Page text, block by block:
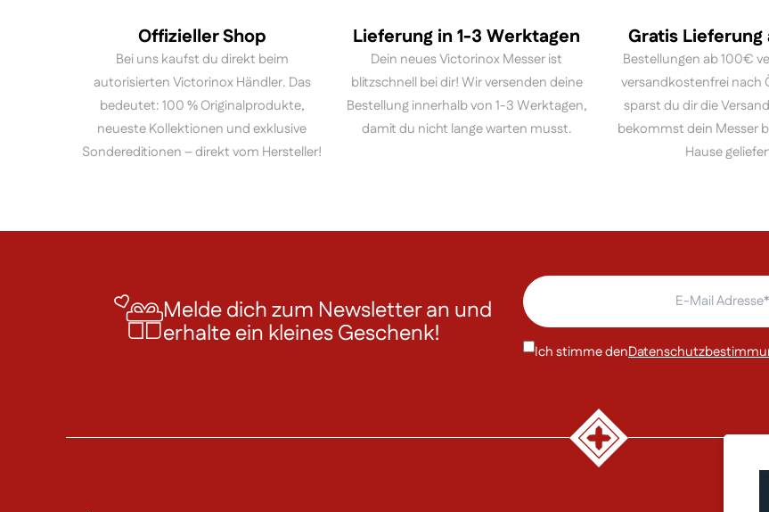
Offizieller Shop
Bei uns kaufst du direkt beim
autorisierten Victorinox Händler. Das
bedeutet: 100 % Originalprodukte,
neueste Kollektionen und exklusive
Sondereditionen – direkt vom Hersteller!
Lieferung in 1-3 Werktagen
Dein neues Victorinox Messer ist
blitzschnell bei dir! Wir versenden deine
Bestellung innerhalb von 1-3 Werktagen,
damit du nicht lange warten musst.
Gratis Lieferung
Bestellungen ab 100€
versandkostenfrei nach
sparst du dir die
bekommst dein Messer
Hause
Melde dich zum Newsletter an und
erhalte ein kleines Geschenk!
Ich stimme den